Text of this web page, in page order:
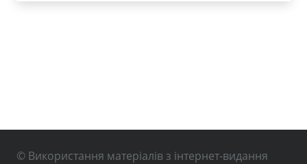
© Використання матеріалів з інтернет-видання